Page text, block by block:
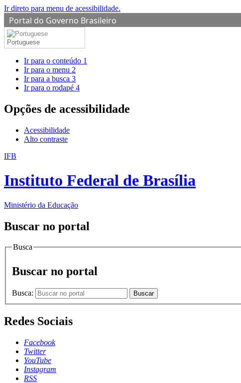
Ir direto para menu de acessibilidade.
Portal do Governo Brasileiro
Portuguese
Ir para o conteúdo 1
Ir para o menu 2
Ir para a busca 3
Ir para o rodapé 4
Opções de acessibilidade
Acessibilidade
Alto contraste
IFB
Instituto Federal de Brasília
Ministério da Educação
Buscar no portal
Busca
Buscar no portal
Busca: Buscar
Redes Sociais
Facebook
Twitter
YouTube
Instagram
RSS